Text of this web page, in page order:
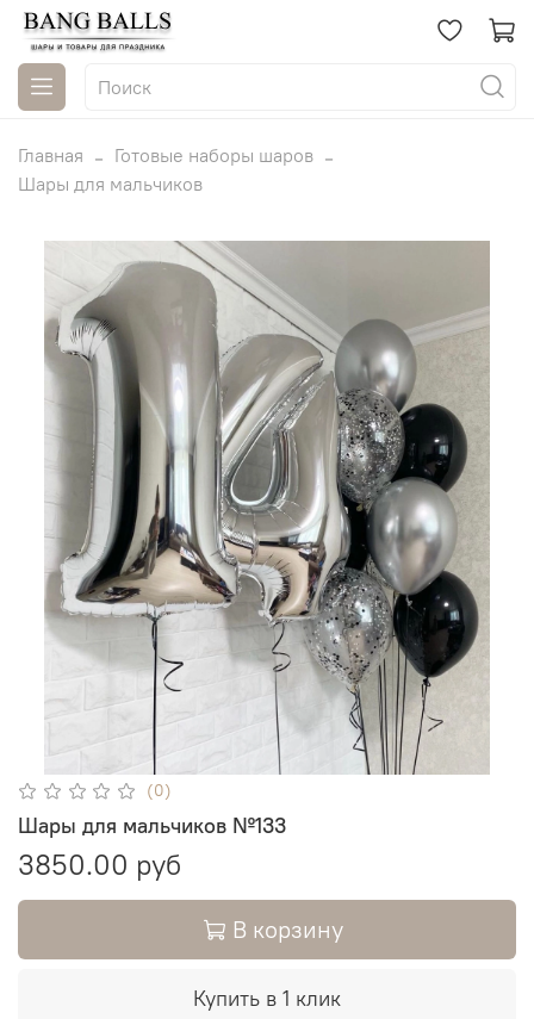
Главная
Готовые наборы шаров
Шары для мальчиков
(0)
Шары для мальчиков №133
3850.00 руб
В корзину
Купить в 1 клик